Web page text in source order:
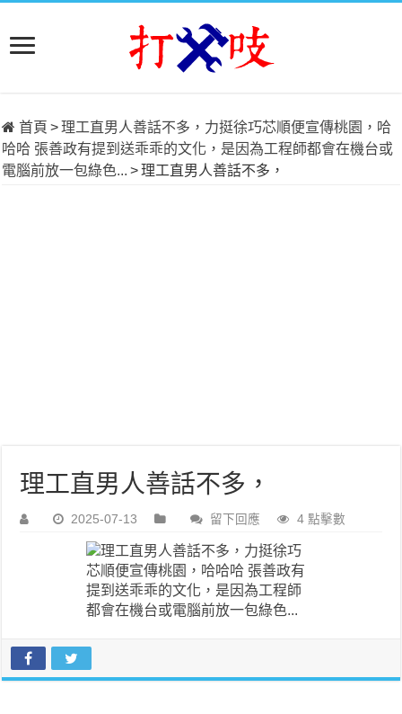
首頁 > 理工直男人善話不多，力挺徐巧芯順便宣傳桃園，哈
哈哈 張善政有提到送乖乖的文化，是因為工程師都會在機台或
電腦前放一包綠色... > 理工直男人善話不多，
理工直男人善話不多，
2025-07-13 留下回應 4 點擊數